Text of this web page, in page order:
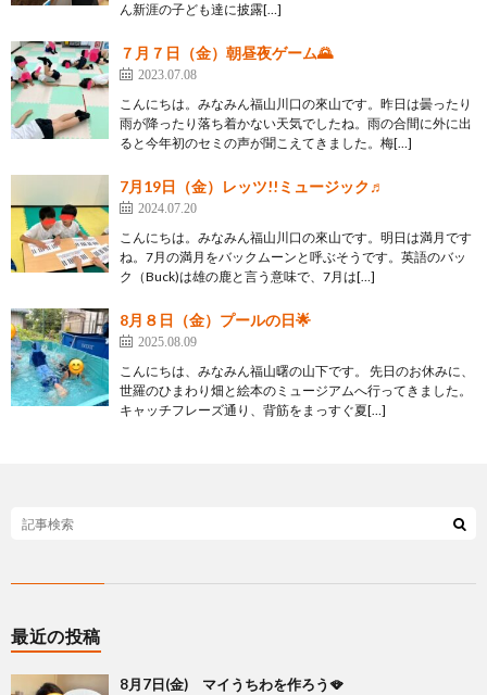
ん新涯の子ども達に披露[…]
７月７日（金）朝昼夜ゲーム🌄
2023.07.08
こんにちは。みなみん福山川口の來山です。昨日は曇ったり
雨が降ったり落ち着かない天気でしたね。雨の合間に外に出
ると今年初のセミの声が聞こえてきました。梅[…]
7月19日（金）レッツ!!ミュージック♬
2024.07.20
こんにちは。みなみん福山川口の來山です。明日は満月です
ね。7月の満月をバックムーンと呼ぶそうです。英語のバッ
ク（Buck)は雄の鹿と言う意味で、7月は[…]
8月８日（金）プールの日🌟
2025.08.09
こんにちは、みなみん福山曙の山下です。 先日のお休みに、
世羅のひまわり畑と絵本のミュージアムへ行ってきました。
キャッチフレーズ通り、背筋をまっすぐ夏[…]
最近の投稿
8月7日(金) マイうちわを作ろう🪭